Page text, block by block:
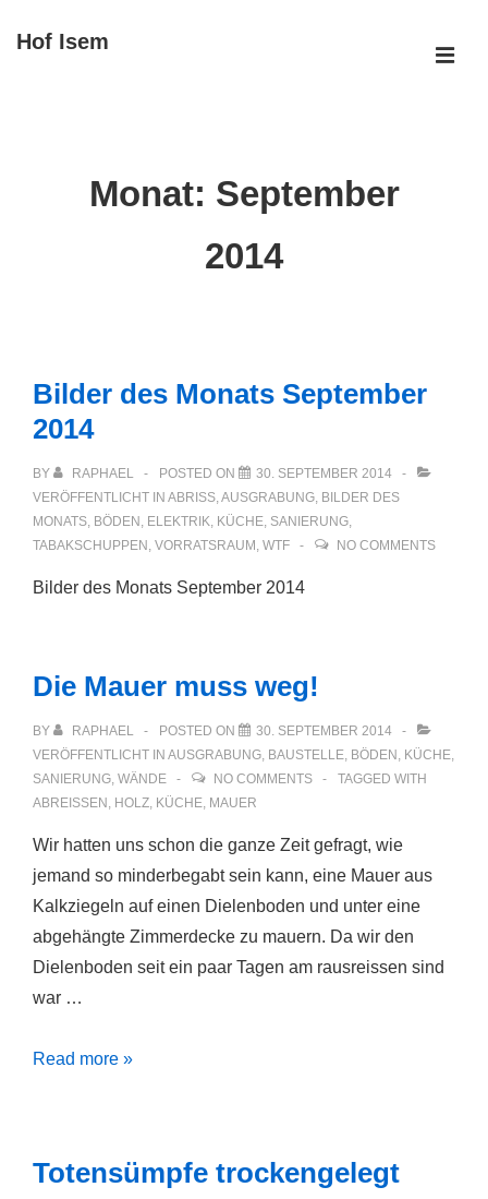
ZumHof Isem
Monat: September
2014
Bilder des Monats September
2014
BY RAPHAEL POSTED ON
30. SEPTEMBER 2014
VERÖFFENTLICHT IN ABRISS,AUSGRABUNG, BILDER DES
MONATS, BÖDEN , ELEKTRIK, KÜCHE, SANIERUNG,
TABAKSCHUPPEN , VORRATSRAUM , WTF NO COMMENTS
Bilder des Monats September 2014
Die Mauer muss weg!
BY RAPHAEL POSTED ON
30. SEPTEMBER 2014
VERÖFFENTLICHT IN AUSGRABUNG, BAUSTELLE, BÖDEN , KÜCHE,
SANIERUNG, WÄNDE NO COMMENTS
TAGGED WITH
ABREISSEN
, HOLZ, KÜCHE, MAUER
Wir hatten uns schon die ganze Zeit gefragt, wie
jemand so minderbegabt sein kann, eine Mauer aus
Kalkziegeln auf einen Dielenboden und unter eine
abgehängte Zimmerdecke zu mauern. Da wir den
Dielenboden seit ein paar Tagen am rausreissen sind
war …
Die
Read more »
Totensümpfe trockengelegt